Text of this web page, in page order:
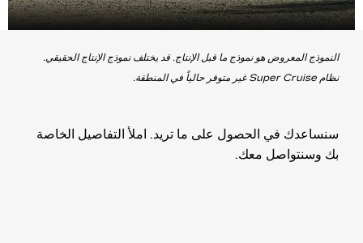
النموذج المعروض هو نموذج ما قبل الإنتاج. قد يختلف نموذج الإنتاج الحقيقي.
نظام Super Cruise غير متوفر حالياً في المنطقة.
سنساعدك في الحصول على ما تريد. املأ التفاصيل الخاصة
بك وسنتواصل معك.